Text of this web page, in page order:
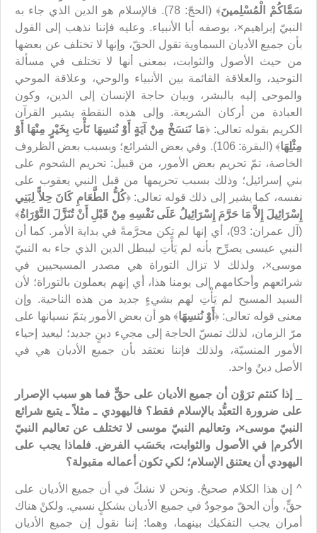
سَمَّاكُمْ الْمُسْلِمينَ
﴾ (الحجّ: 78). فالإسلام هو الدين الذي جاء به
النبيّ إبراهيم×، بوصفه أبا الأنبياء. وعليه فإننا نذهب إلى القول
بأن جميع الأديان السماوية تقول الحقّ، وإنها لا تختلف عن بعضها
من حيث الأصول والثوابت، بمعنى أنها لا تختلف في مسألة
التوحيد، والعلاقة القائمة بين الأنبياء والوحي، وعلاقة الموحي
والموحى إليه بالبشر، وبيان حاجة الإنسان إلى الدين، وكون
العبادة من أركان الشريعة. وإلى هذه النقطة يشير القرآن
الكريم بقوله تعالى: ﴿مَا نَنسَخْ مِنْ آيَةٍ أَوْ نُنسِهَا نَأْتِ بِخَيْرٍ مِنْهَا أَوْ
مِثْلِهَا
﴾ (البقرة: 106). وفي بعض الشرائع؛ وبسبب بعض الظروف
الخاصة، تمّ تحريم بعض الأمور، من قبيل: تحريم الشحوم على
بني إسرائيل؛ وذلك بسبب تحريمها من قبل النبي يعقوب على
نفسه، كما يشير إلى ذلك قوله تعالى: ﴿كُلُّ الطَّعَامِ كَانَ حِلاًّ لِبَنِي
إِسْرَائِيلَ إِلاَّ مَا حَرَّمَ إِسْرَائِيلُ عَلَى نَفْسِهِ مِنْ قَبْلِ أَنْ تُنَزَّلَ التَّوْرَاةُ﴾
(آل عمران: 93)، أي إنها لم تكن محرَّمةً في بداية الأمر. كما أن
النبي عيسى يصرِّح بأنه لم يَأْتِ ليبطل الدين الذي جاء به النبيّ
موسى×، ولذلك لا تزال التوراة هي مصدر المسيحيين في
شرائعهم وأحكامهم إلى يومنا هذا، أي إنهم يعملون بالتوراة؛ لأن
السيد المسيح لم يَأْتِ لهم بشيءٍ جديد من هذه الناحية. وإن
معنى قوله تعالى: ﴿أَوْ نُنسِهَا﴾ هو أن بعض الأمور يتمّ نسيانها على
مرّ الزمان، لذلك تمسّ الحاجة إلى مجيء دينٍ جديد؛ ليعيد إحياء
الأمور المنسيّة، ولذلك فإننا نعتقد بأن جميع الأديان هي في
الأصل دينٌ واحد.
إذا كنتم ترَوْن أن جميع الأديان على حقٍّ فما هو سبب الإصرار
على ضرورة التعبُّد بالإسلام فقط؟ فاليهودي ـ مثلاً ـ يتبع شرائع
النبيّ موسى×، وتعاليم النبيّ موسى لا تختلف عن تعاليم النبيّ
الأكرم
في الأصول والثوابت، بحَسَب الفرض. فلماذا يجب على
اليهودي أن يعتنق الإسلام؛ لكي تكون أعماله مقبولة؟
^ إن هذا الكلام صحيحٌ. ونحن لا نشكّ في أن جميع الأديان على
حقٍّ، وأن الحقّ موجودٌ في جميع الأديان بشكلٍ نسبي. ولكنْ هناك
أمران يجب التفكيك بينهما، وهما: إننا نقول إن جميع الأديان